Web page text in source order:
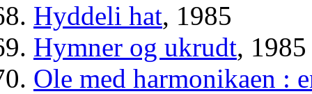
Hyddeli hat, 1985
Hymner og ukrudt, 1985
Ole med harmonikaen :